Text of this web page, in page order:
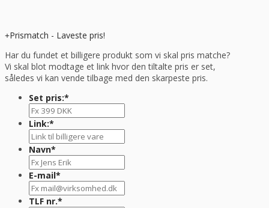
Prismatch - Laveste pris!
Har du fundet et billigere produkt som vi skal pris matche?
Vi skal blot modtage et link hvor den tiltalte pris er set,
således vi kan vende tilbage med den skarpeste pris.
Set pris:*
Link:*
Navn*
E-mail*
TLF nr.*